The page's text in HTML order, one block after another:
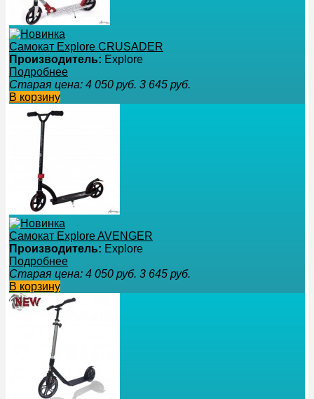
Самокат Explore CRUSADER
Производитель: Explore
Подробнее
Старая цена: 4 050 руб. 3 645 руб.
В корзину
Самокат Explore AVENGER
Производитель: Explore
Подробнее
Старая цена: 4 050 руб. 3 645 руб.
В корзину